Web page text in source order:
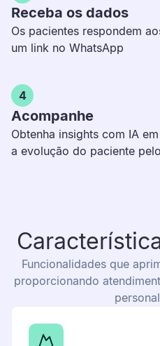
Receba os dados
Os pacientes respondem
um link no WhatsApp
4
Acompanhe
Obtenha insights com IA
a evolução do paciente
Funcionalidades que
proporcionando